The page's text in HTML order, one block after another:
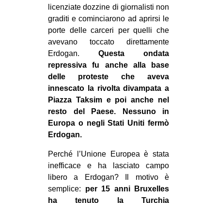
tw
bsky
ms
SEARCH
licenziate dozzine di giornalisti non
graditi e cominciarono ad aprirsi le
porte delle carceri per quelli che
avevano toccato direttamente
Erdogan. Questa ondata
repressiva fu anche alla base
delle proteste che aveva
innescato la rivolta divampata a
Piazza Taksim e poi anche nel
resto del Paese. Nessuno in
Europa o negli Stati Uniti fermò
Erdogan.
Perché l’Unione Europea è stata
inefficace e ha lasciato campo
libero a Erdogan? Il motivo è
semplice: per 15 anni Bruxelles
ha tenuto la Turchia